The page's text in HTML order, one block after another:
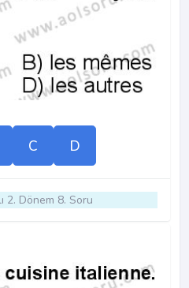
C D
2. Dönem 8. Soru